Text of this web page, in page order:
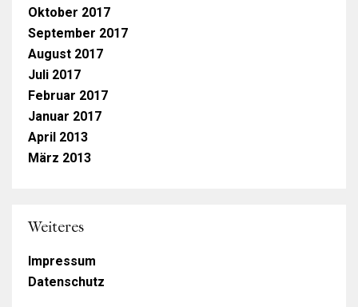
Oktober 2017
September 2017
August 2017
Juli 2017
Februar 2017
Januar 2017
April 2013
März 2013
Weiteres
Impressum
Datenschutz